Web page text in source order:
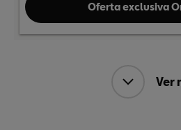
Oferta exclusiva
Ver